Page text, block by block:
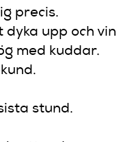
precis.
upp och
med kuddar.
stund.